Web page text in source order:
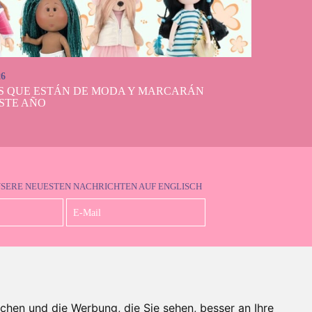
und die Werbung, die Sie sehen, besser an Ihre
QUE ESTÁN DE MODA Y MARCARÁN
AÑO
NEUESTEN NACHRICHTEN AUF ENGLISCH